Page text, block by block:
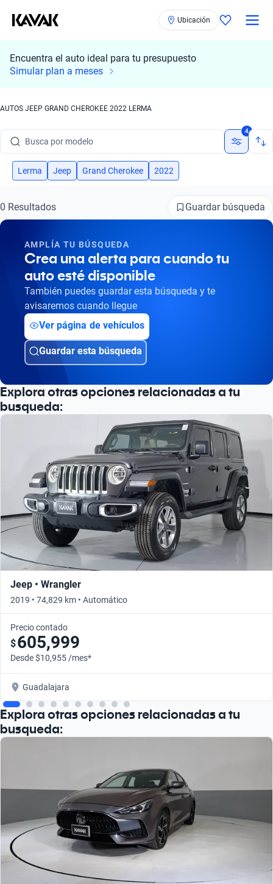
Ubicación
Encuentra el auto ideal para tu presupuesto
Simular plan a meses
AUTOS JEEP GRAND CHEROKEE 2022 LERMA
Busca por modelo
Busca por versión
Busca por marca
Busca por modelo
Busca por versión
Busca por año
4
Lerma Jeep Grand Cherokee 2022
0 Resultados Guardar búsqueda
AMPLÍA TU BÚSQUEDA
Crea una alerta para cuando tu
auto esté disponible
También puedes guardar esta búsqueda y te
avisaremos cuando llegue
Ver página de vehículos
Guardar esta búsqueda
Explora otras opciones relacionadas a tu
busqueda:
Jeep • Wrangler
2019 • 74,829 km • Automático
Precio contado
$605,999
Desde $10,955 /mes*
Guadalajara
Explora otras opciones relacionadas a tu
busqueda: